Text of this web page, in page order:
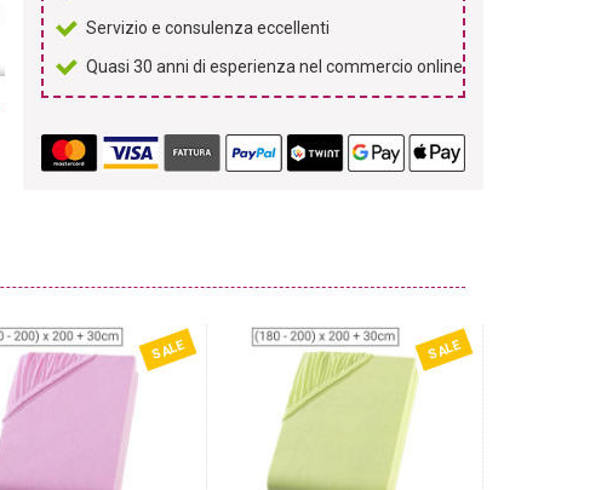
Servizio e consulenza eccellenti
Quasi 30 anni di esperienza nel commercio online
SALE SALE